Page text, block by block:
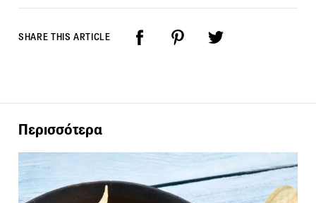
SHARE THIS ARTICLE
Περισσότερα